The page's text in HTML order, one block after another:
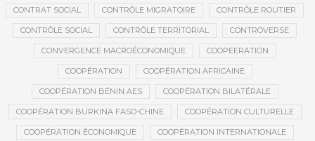
CONTRAT SOCIAL CONTRÔLE MIGRATOIRE CONTRÔLE ROUTIER
CONTRÔLE SOCIAL CONTRÔLE TERRITORIAL CONTROVERSE
CONVERGENCE MACROÉCONOMIQUE COOPEERATION
COOPÉRATION COOPÉRATION AFRICAINE
COOPÉRATION BÉNIN AES COOPÉRATION BILATÉRALE
COOPÉRATION BURKINA FASO-CHINE COOPÉRATION CULTURELLE
COOPÉRATION ÉCONOMIQUE COOPÉRATION INTERNATIONALE